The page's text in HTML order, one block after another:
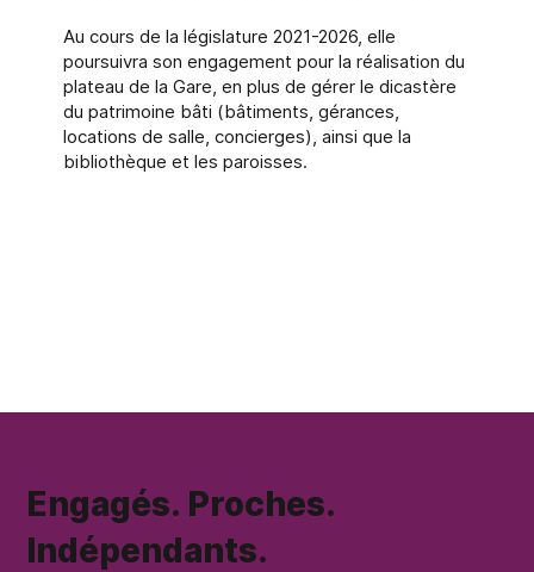
Au cours de la législature 2021-2026, elle
poursuivra son engagement pour la réalisation du
plateau de la Gare, en plus de gérer le dicastère
du patrimoine bâti (bâtiments, gérances,
locations de salle, concierges), ainsi que la
bibliothèque et les paroisses.
Engagés. Proches.
Indépendants.